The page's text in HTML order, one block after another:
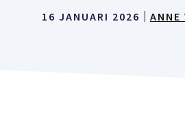
16 JANUARI 2026 ANNE